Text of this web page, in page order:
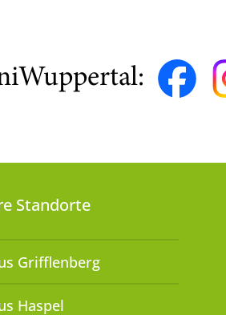
Standorte
Grifflenberg
Haspel